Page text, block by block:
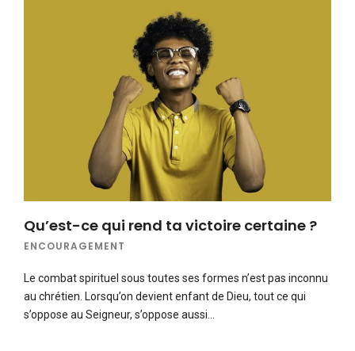
Qu’est-ce qui rend ta victoire certaine ?
ENCOURAGEMENT
Le combat spirituel sous toutes ses formes n’est pas inconnu
au chrétien. Lorsqu’on devient enfant de Dieu, tout ce qui
s’oppose au Seigneur, s’oppose aussi…